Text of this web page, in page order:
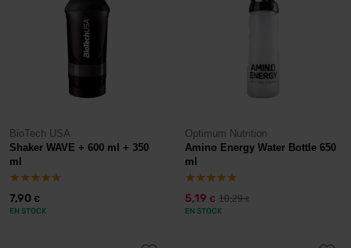
BioTech USA
Shaker WAVE + 600 ml + 350
ml
7,90 €
EN STOCK
Optimum Nutrition
Amino Energy Water Bottle 650
ml
5,19 € 10,29€
EN STOCK